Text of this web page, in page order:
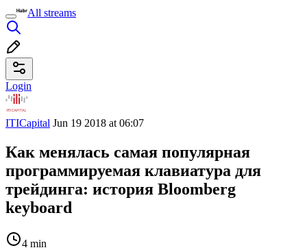
All streams
Login
ITICapital Jun 19 2018 at 06:07
Как менялась самая популярная
программируемая клавиатура для
трейдинга: история Bloomberg
keyboard
4 min